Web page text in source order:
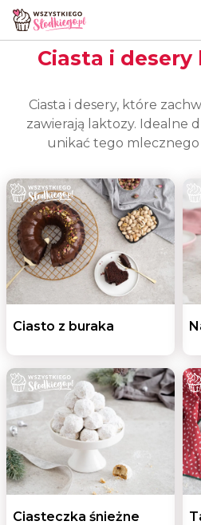
Strona główna
Ciasta i
Ciasta i desery, które
zawierają laktozy. Idealne
unikać tego
Ciasto z buraka
Ciasteczka śnieżne